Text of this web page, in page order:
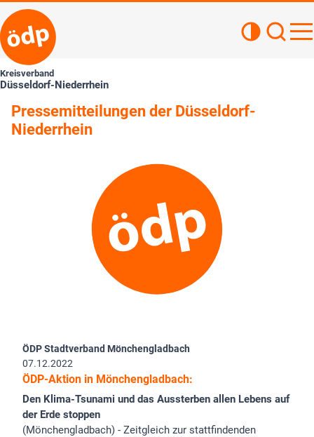
Kreisverband
Düsseldorf-Niederrhein
Pressemitteilungen der Düsseldorf-
Niederrhein
ÖDP Stadtverband Mönchengladbach
07.12.2022
ÖDP-Aktion in Mönchengladbach:
Den Klima-Tsunami und das Aussterben allen Lebens auf
der Erde stoppen
(Mönchengladbach) - Zeitgleich zur stattfindenden